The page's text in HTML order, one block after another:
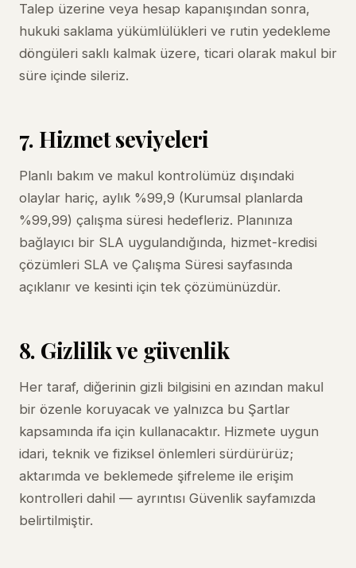
Talep üzerine veya hesap kapanışından sonra,
hukuki saklama yükümlülükleri ve rutin yedekleme
döngüleri saklı kalmak üzere, ticari olarak makul bir
süre içinde sileriz.
7. Hizmet seviyeleri
Planlı bakım ve makul kontrolümüz dışındaki
olaylar hariç, aylık %99,9 (Kurumsal planlarda
%99,99) çalışma süresi hedefleriz. Planınıza
bağlayıcı bir SLA uygulandığında, hizmet-kredisi
çözümleri SLA ve Çalışma Süresi sayfasında
açıklanır ve kesinti için tek çözümünüzdür.
8. Gizlilik ve güvenlik
Her taraf, diğerinin gizli bilgisini en azından makul
bir özenle koruyacak ve yalnızca bu Şartlar
kapsamında ifa için kullanacaktır. Hizmete uygun
idari, teknik ve fiziksel önlemleri sürdürürüz;
aktarımda ve beklemede şifreleme ile erişim
kontrolleri dahil — ayrıntısı Güvenlik sayfamızda
belirtilmiştir.